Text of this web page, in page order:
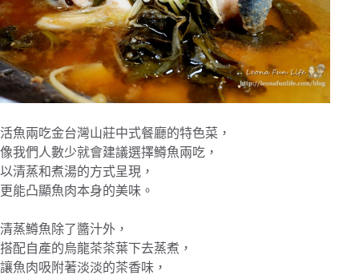
活魚兩吃金台灣山莊中式餐廳的特色菜，
像我們人數少就會建議選擇鱒魚兩吃，
以清蒸和煮湯的方式呈現，
更能凸顯魚肉本身的美味。
清蒸鱒魚除了醬汁外，
搭配自產的烏龍茶茶葉下去蒸煮，
讓魚肉吸附著淡淡的茶香味，